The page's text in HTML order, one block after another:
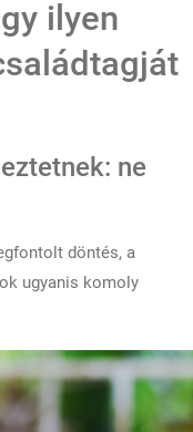
ilyen
ne
döntés, a
ugyanis komoly